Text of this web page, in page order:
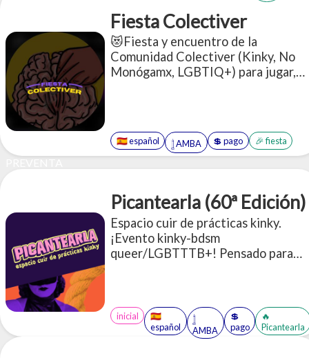
Fiesta Colectiver
😻Fiesta y encuentro de la
Comunidad Colectiver (Kinky, No
Monógamx, LGBTIQ+) para jugar,
🇪🇸 español 𓉶 AMBA 💲 pago 🎉 fiesta
PREVENTA
Picantearla (60ª Edición)
Espacio cuir de prácticas kinky.
¡Evento kinky-bdsm
queer/LGBTTTB+! Pensado para
inicial
🇪🇸
español
𓉶
AMBA
💲
pago
🔥
Picantearla